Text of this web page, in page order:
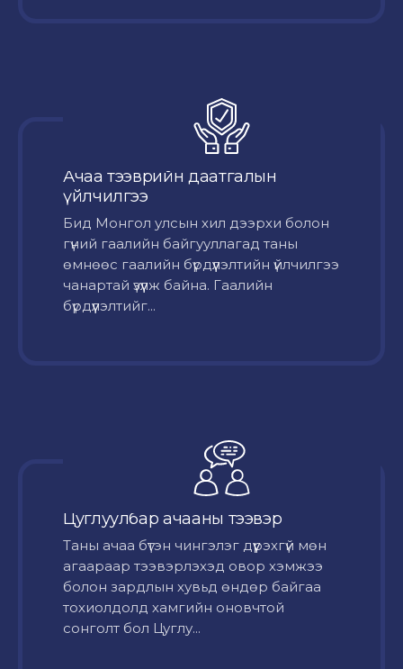
Ачаа тээврийн даатгалын
үйлчилгээ
Бид Монгол улсын хил дээрхи болон
гүний гаалийн байгууллагад таны
өмнөөс гаалийн бүрдүүлэлтийн үйлчилгээ
чанартай үзүүлж байна. Гаалийн
бүрдүүлэлтийг...
Цуглуулбар ачааны тээвэр
Таны ачаа бүтэн чингэлэг дүүрэхгүй мөн
агаараар тээвэрлэхэд овор хэмжээ
болон зардлын хувьд өндөр байгаа
тохиолдолд хамгийн оновчтой
сонголт бол Цуглу...